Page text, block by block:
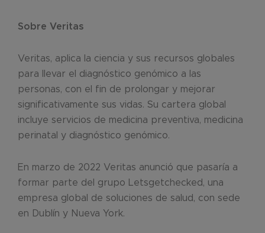
Sobre Veritas
Veritas, aplica la ciencia y sus recursos globales
para llevar el diagnóstico genómico a las
personas, con el fin de prolongar y mejorar
significativamente sus vidas. Su cartera global
incluye servicios de medicina preventiva, medicina
perinatal y diagnóstico genómico.
En marzo de 2022 Veritas anunció que pasaría a
formar parte del grupo Letsgetchecked, una
empresa global de soluciones de salud, con sede
en Dublín y Nueva York.